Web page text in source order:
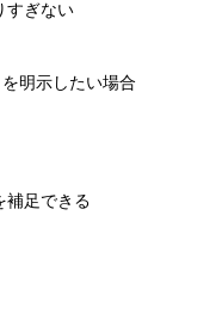
すぎない
明示したい場合
補足できる